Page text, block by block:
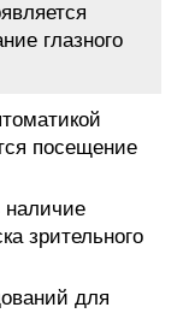
глазного
посещение
зрительного
для